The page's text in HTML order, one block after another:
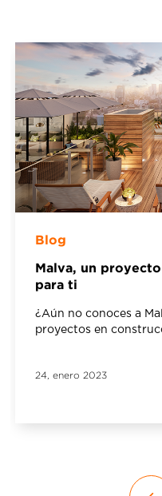
Blog
Malva, un
para ti
¿Aún no conoces a
proyectos en
24, enero 2023